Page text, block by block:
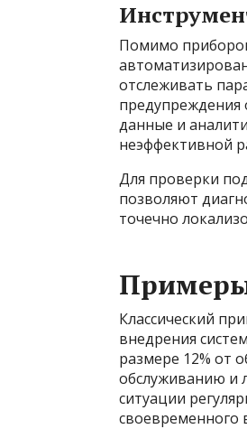
Помимо
отслеживать
данные и
неэффективной
Для проверки
позволяют
точечно
Классический
внедрения
размере 12% от
обслуживанию и
ситуации
своевременного